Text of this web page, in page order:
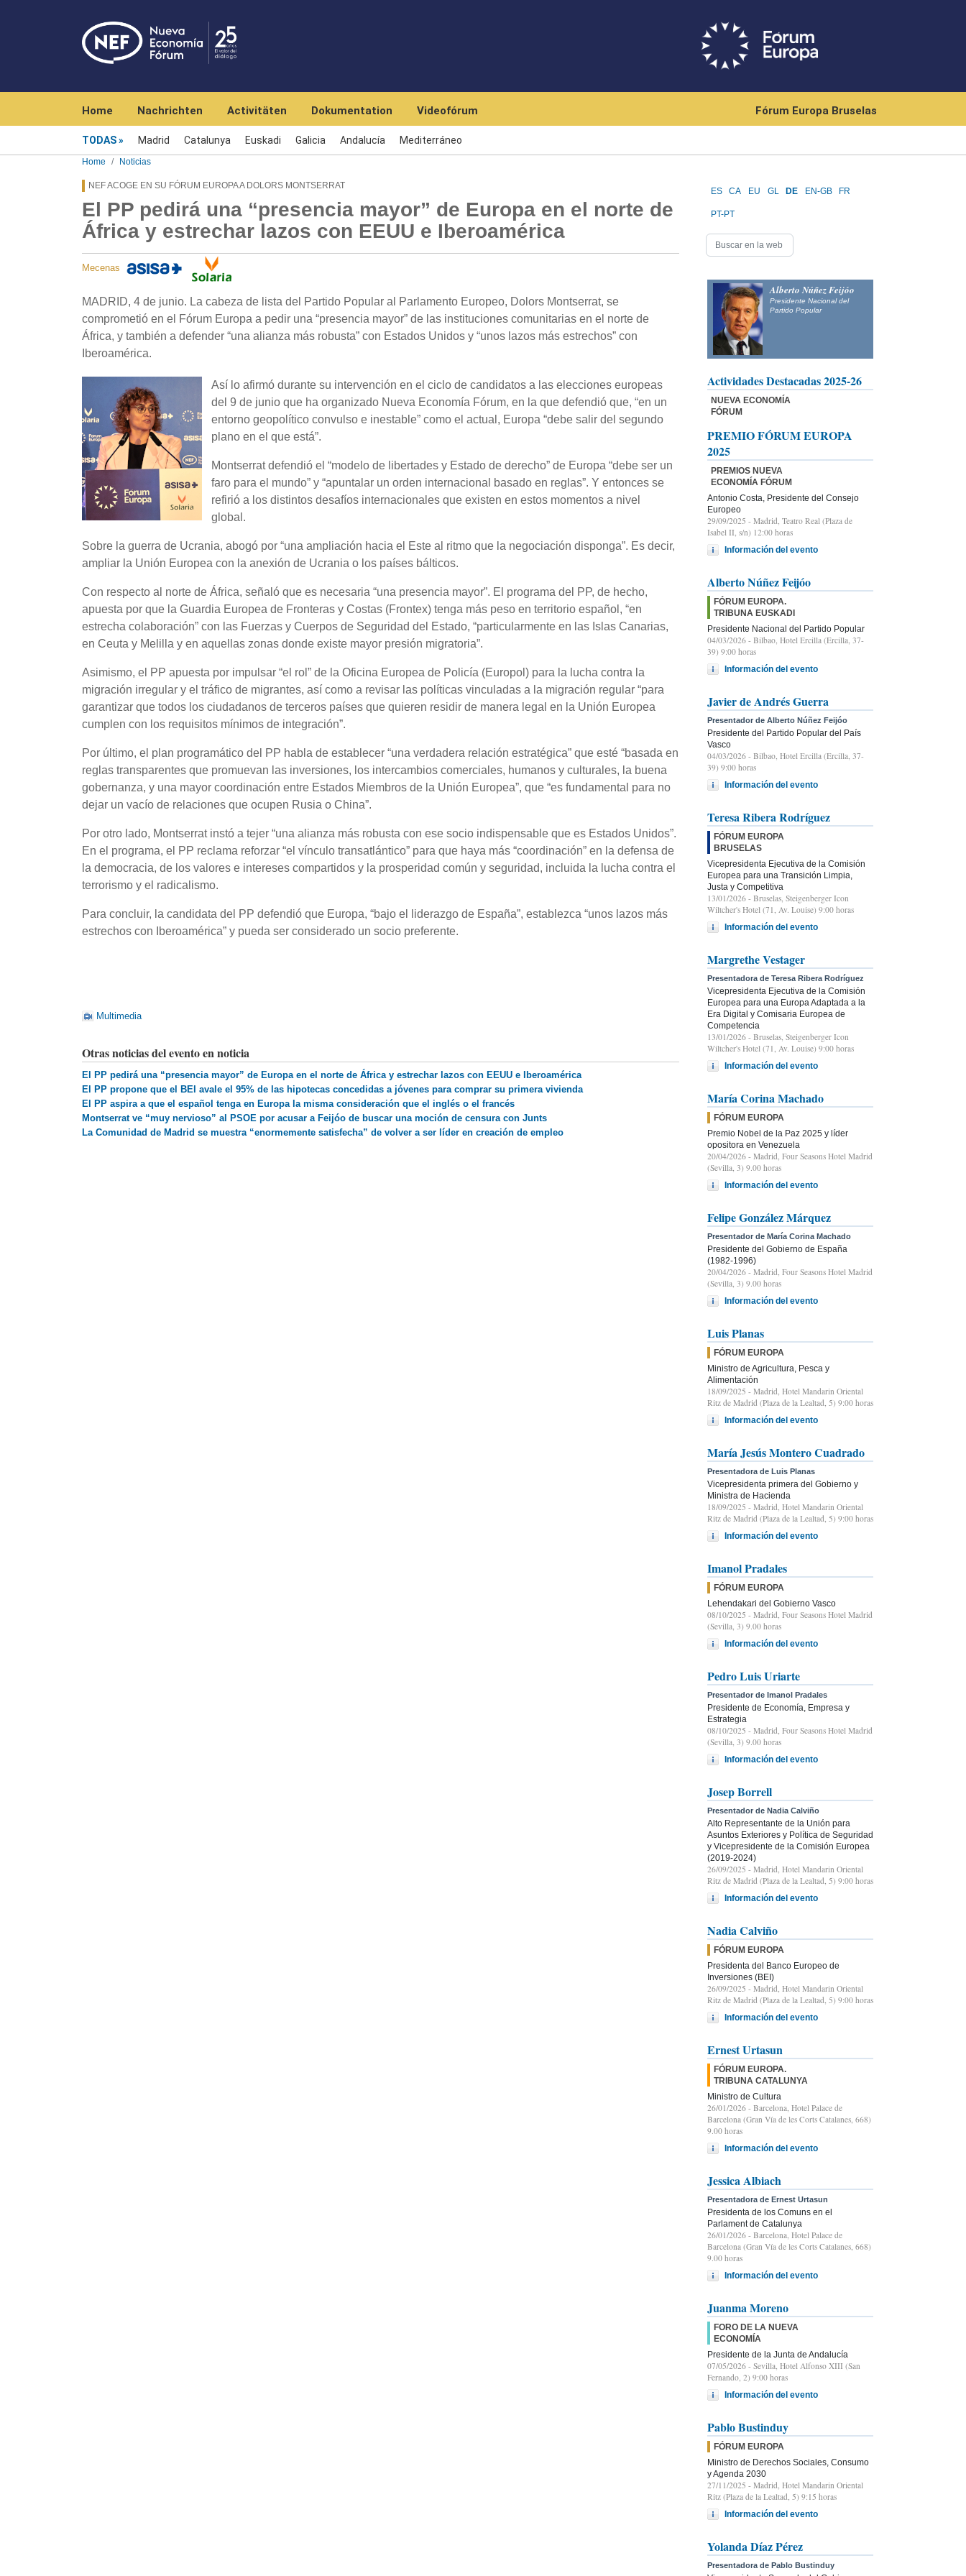
Home Nachrichten Activitäten Dokumentation Videofórum Fórum Europa Bruselas
TODAS Madrid Catalunya Euskadi Galicia Andalucía Mediterráneo
Home Noticias
NEF ACOGE EN SU FÓRUM EUROPA A DOLORS MONTSERRAT
El PP pedirá una “presencia mayor” de Europa en el norte de
África y estrechar lazos con EEUU e Iberoamérica
Mecenas
MADRID, 4 de junio. La cabeza de lista del Partido Popular al Parlamento Europeo, Dolors Montserrat, se
comprometió en el Fórum Europa a pedir una “presencia mayor” de las instituciones comunitarias en el norte de
África, y también a defender “una alianza más robusta” con Estados Unidos y “unos lazos más estrechos” con
Iberoamérica.
Así lo afirmó durante su intervención en el ciclo de candidatos a las elecciones europeas
del 9 de junio que ha organizado Nueva Economía Fórum, en la que defendió que, “en un
entorno geopolítico convulso e inestable” como el actual, Europa “debe salir del segundo
plano en el que está”.
Montserrat defendió el “modelo de libertades y Estado de derecho” de Europa “debe ser un
faro para el mundo” y “apuntalar un orden internacional basado en reglas”. Y entonces se
refirió a los distintos desafíos internacionales que existen en estos momentos a nivel
global.
Sobre la guerra de Ucrania, abogó por “una ampliación hacia el Este al ritmo que la negociación disponga”. Es decir,
ampliar la Unión Europea con la anexión de Ucrania o los países bálticos.
Con respecto al norte de África, señaló que es necesaria “una presencia mayor”. El programa del PP, de hecho,
apuesta por que la Guardia Europea de Fronteras y Costas (Frontex) tenga más peso en territorio español, “en
estrecha colaboración” con las Fuerzas y Cuerpos de Seguridad del Estado, “particularmente en las Islas Canarias,
en Ceuta y Melilla y en aquellas zonas donde existe mayor presión migratoria”.
Asimismo, el PP apuesta por impulsar “el rol” de la Oficina Europea de Policía (Europol) para la lucha contra la
migración irregular y el tráfico de migrantes, así como a revisar las políticas vinculadas a la migración regular “para
garantizar que todos los ciudadanos de terceros países que quieren residir de manera legal en la Unión Europea
cumplen con los requisitos mínimos de integración”.
Por último, el plan programático del PP habla de establecer “una verdadera relación estratégica” que esté “basada en
reglas transparentes que promuevan las inversiones, los intercambios comerciales, humanos y culturales, la buena
gobernanza, y una mayor coordinación entre Estados Miembros de la Unión Europea”, que “es fundamental para no
dejar un vacío de relaciones que ocupen Rusia o China”.
Por otro lado, Montserrat instó a tejer “una alianza más robusta con ese socio indispensable que es Estados Unidos”.
En el programa, el PP reclama reforzar “el vínculo transatlántico” para que haya más “coordinación” en la defensa de
la democracia, de los valores e intereses compartidos y la prosperidad común y seguridad, incluida la lucha contra el
terrorismo y el radicalismo.
Para concluir, la candidata del PP defendió que Europa, “bajo el liderazgo de España”, establezca “unos lazos más
estrechos con Iberoamérica” y pueda ser considerado un socio preferente.
Multimedia
Otras noticias del evento en noticia
El PP pedirá una “presencia mayor” de Europa en el norte de África y estrechar lazos con EEUU e Iberoamérica
El PP propone que el BEI avale el 95% de las hipotecas concedidas a jóvenes para comprar su primera vivienda
El PP aspira a que el español tenga en Europa la misma consideración que el inglés o el francés
Montserrat ve “muy nervioso” al PSOE por acusar a Feijóo de buscar una moción de censura con Junts
La Comunidad de Madrid se muestra “enormemente satisfecha” de volver a ser líder en creación de empleo
ES CA EU GL DE EN-GB FR
PT-PT
Alberto Núñez Feijóo
Presidente Nacional del
Partido Popular
Actividades Destacadas 2025-26
NUEVA ECONOMÍA
FÓRUM
PREMIO FÓRUM EUROPA
2025
PREMIOS NUEVA
ECONOMÍA FÓRUM
Antonio Costa, Presidente del Consejo
Europeo
29/09/2025 - Madrid, Teatro Real (Plaza de
Isabel II, s/n) 12:00 horas
Información del evento
Alberto Núñez Feijóo
FÓRUM EUROPA.
TRIBUNA EUSKADI
Presidente Nacional del Partido Popular
04/03/2026 - Bilbao, Hotel Ercilla (Ercilla, 37-
39) 9:00 horas
Información del evento
Javier de Andrés Guerra
Presentador de Alberto Núñez Feijóo
Presidente del Partido Popular del País
Vasco
04/03/2026 - Bilbao, Hotel Ercilla (Ercilla, 37-
39) 9:00 horas
Información del evento
Teresa Ribera Rodríguez
FÓRUM EUROPA
BRUSELAS
Vicepresidenta Ejecutiva de la Comisión
Europea para una Transición Limpia,
Justa y Competitiva
13/01/2026 - Bruselas, Steigenberger Icon
Wiltcher's Hotel (71, Av. Louise) 9:00 horas
Información del evento
Margrethe Vestager
Presentadora de Teresa Ribera Rodríguez
Vicepresidenta Ejecutiva de la Comisión
Europea para una Europa Adaptada a la
Era Digital y Comisaria Europea de
Competencia
13/01/2026 - Bruselas, Steigenberger Icon
Wiltcher's Hotel (71, Av. Louise) 9:00 horas
Información del evento
María Corina Machado
FÓRUM EUROPA
Premio Nobel de la Paz 2025 y líder
opositora en Venezuela
20/04/2026 - Madrid, Four Seasons Hotel Madrid
(Sevilla, 3) 9.00 horas
Información del evento
Felipe González Márquez
Presentador de María Corina Machado
Presidente del Gobierno de España
(1982-1996)
20/04/2026 - Madrid, Four Seasons Hotel Madrid
(Sevilla, 3) 9.00 horas
Información del evento
Luis Planas
FÓRUM EUROPA
Ministro de Agricultura, Pesca y
Alimentación
18/09/2025 - Madrid, Hotel Mandarin Oriental
Ritz de Madrid (Plaza de la Lealtad, 5) 9:00 horas
Información del evento
María Jesús Montero Cuadrado
Presentadora de Luis Planas
Vicepresidenta primera del Gobierno y
Ministra de Hacienda
18/09/2025 - Madrid, Hotel Mandarin Oriental
Ritz de Madrid (Plaza de la Lealtad, 5) 9:00 horas
Información del evento
Imanol Pradales
FÓRUM EUROPA
Lehendakari del Gobierno Vasco
08/10/2025 - Madrid, Four Seasons Hotel Madrid
(Sevilla, 3) 9.00 horas
Información del evento
Pedro Luis Uriarte
Presentador de Imanol Pradales
Presidente de Economía, Empresa y
Estrategia
08/10/2025 - Madrid, Four Seasons Hotel Madrid
(Sevilla, 3) 9.00 horas
Información del evento
Josep Borrell
Presentador de Nadia Calviño
Alto Representante de la Unión para
Asuntos Exteriores y Política de Seguridad
y Vicepresidente de la Comisión Europea
(2019-2024)
26/09/2025 - Madrid, Hotel Mandarin Oriental
Ritz de Madrid (Plaza de la Lealtad, 5) 9:00 horas
Información del evento
Nadia Calviño
FÓRUM EUROPA
Presidenta del Banco Europeo de
Inversiones (BEI)
26/09/2025 - Madrid, Hotel Mandarin Oriental
Ritz de Madrid (Plaza de la Lealtad, 5) 9:00 horas
Información del evento
Ernest Urtasun
FÓRUM EUROPA.
TRIBUNA CATALUNYA
Ministro de Cultura
26/01/2026 - Barcelona, Hotel Palace de
Barcelona (Gran Vía de les Corts Catalanes, 668)
9.00 horas
Información del evento
Jessica Albiach
Presentadora de Ernest Urtasun
Presidenta de los Comuns en el
Parlament de Catalunya
26/01/2026 - Barcelona, Hotel Palace de
Barcelona (Gran Vía de les Corts Catalanes, 668)
9.00 horas
Información del evento
Juanma Moreno
FORO DE LA NUEVA
ECONOMÍA
Presidente de la Junta de Andalucía
07/05/2026 - Sevilla, Hotel Alfonso XIII (San
Fernando, 2) 9:00 horas
Información del evento
Pablo Bustinduy
FÓRUM EUROPA
Ministro de Derechos Sociales, Consumo
y Agenda 2030
27/11/2025 - Madrid, Hotel Mandarin Oriental
Ritz (Plaza de la Lealtad, 5) 9:15 horas
Información del evento
Yolanda Díaz Pérez
Presentadora de Pablo Bustinduy